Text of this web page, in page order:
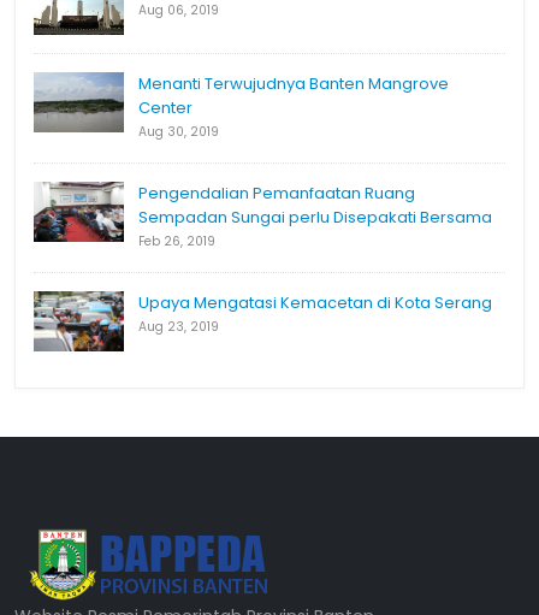
Aug 06, 2019
Menanti Terwujudnya Banten Mangrove
Center
Aug 30, 2019
Pengendalian Pemanfaatan Ruang
Sempadan Sungai perlu Disepakati Bersama
Feb 26, 2019
Upaya Mengatasi Kemacetan di Kota Serang
Aug 23, 2019